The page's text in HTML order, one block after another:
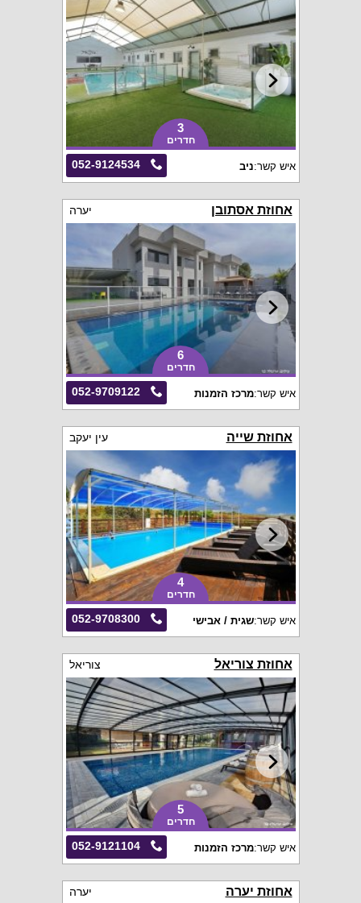
3
חדרים
052-9124534 איש קשר:ניב
אחוזת אסתובן יערה
6
חדרים
052-9709122 איש קשר:מרכז הזמנות
אחוזת שייה עין יעקב
4
חדרים
052-9708300 איש קשר:שגית / אבישי
אחוזת צוריאל צוריאל
5
חדרים
052-9121104 איש קשר:מרכז הזמנות
אחוזת יערה יערה